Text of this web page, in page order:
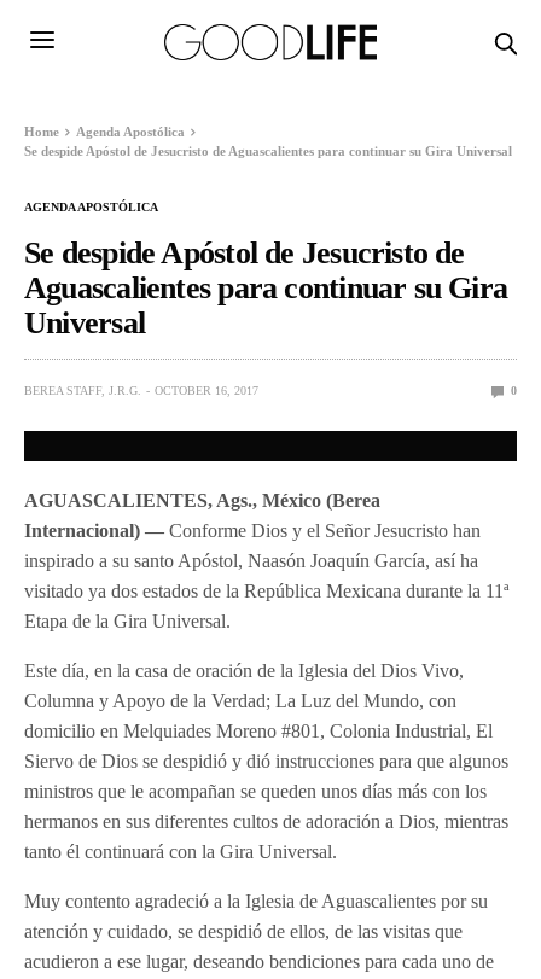
Home
Agenda Apostólica
Se despide Apóstol de Jesucristo de Aguascalientes para continuar su Gira Universal
AGENDA APOSTÓLICA
Se despide Apóstol de Jesucristo de
Aguascalientes para continuar su Gira
Universal
BEREA STAFF, J.R.G. OCTOBER 16, 2017 0
AGUASCALIENTES, Ags., México (Berea
Internacional) — Conforme Dios y el Señor Jesucristo han
inspirado a su santo Apóstol, Naasón Joaquín García, así ha
visitado ya dos estados de la República Mexicana durante la 11ª
Etapa de la Gira Universal.
Este día, en la casa de oración de la Iglesia del Dios Vivo,
Columna y Apoyo de la Verdad; La Luz del Mundo, con
domicilio en Melquiades Moreno #801, Colonia Industrial, El
Siervo de Dios se despidió y dió instrucciones para que algunos
ministros que le acompañan se queden unos días más con los
hermanos en sus diferentes cultos de adoración a Dios, mientras
tanto él continuará con la Gira Universal.
Muy contento agradeció a la Iglesia de Aguascalientes por su
atención y cuidado, se despidió de ellos, de las visitas que
acudieron a ese lugar, deseando bendiciones para cada uno de